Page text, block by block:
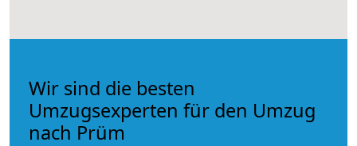
Wir sind die besten
Umzugsexperten für den Umzug
nach Prüm